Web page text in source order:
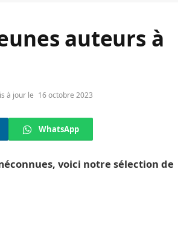
auteurs à
à jour le 16 octobre 2023
WhatsApp
voici notre sélection de